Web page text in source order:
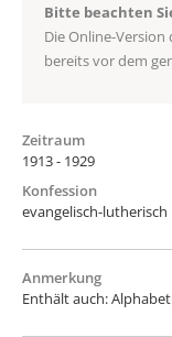
Bitte beachten
Die Online-
bereits vor dem
Zeitraum
1913 - 1929
Konfession
evangelisch-lutherisch
Anmerkung
Enthält auch: